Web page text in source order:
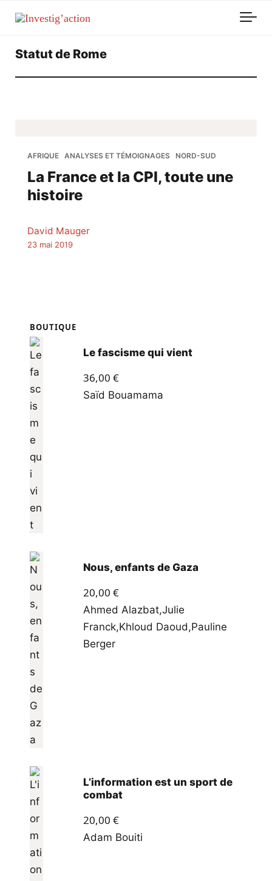
Statut de Rome
AFRIQUE ANALYSES ET TÉMOIGNAGES NORD-SUD
La France et la CPI, toute une
histoire
David Mauger
23 mai 2019
BOUTIQUE
Le fascisme qui vient
36,00 €
Saïd Bouamama
Nous, enfants de Gaza
20,00 €
Ahmed Alazbat,Julie
Franck,Khloud Daoud,Pauline
Berger
L’information est un sport de
combat
20,00 €
Adam Bouiti